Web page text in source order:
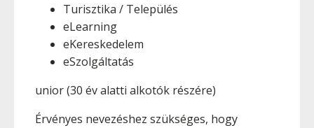
Turisztika / Település
eLearning
eKereskedelem
eSzolgáltatás
unior (30 év alatti alkotók részére)
Érvényes nevezéshez szükséges, hogy